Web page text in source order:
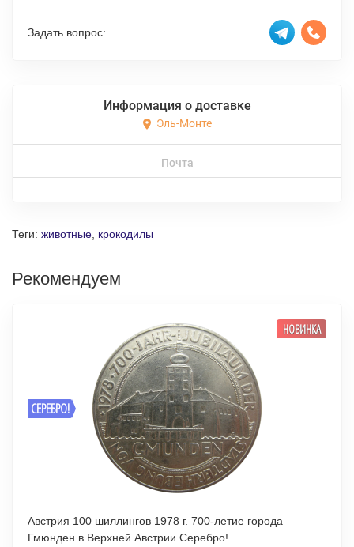
Задать вопрос:
Информация о доставке
Эль-Монте
Почта
Теги: животные крокодилы
Рекомендуем
СЕРЕБРО!
НОВИНКА
Австрия 100 шиллингов 1978 г. 700-летие города
Гмюнден в Верхней Австрии Серебро!